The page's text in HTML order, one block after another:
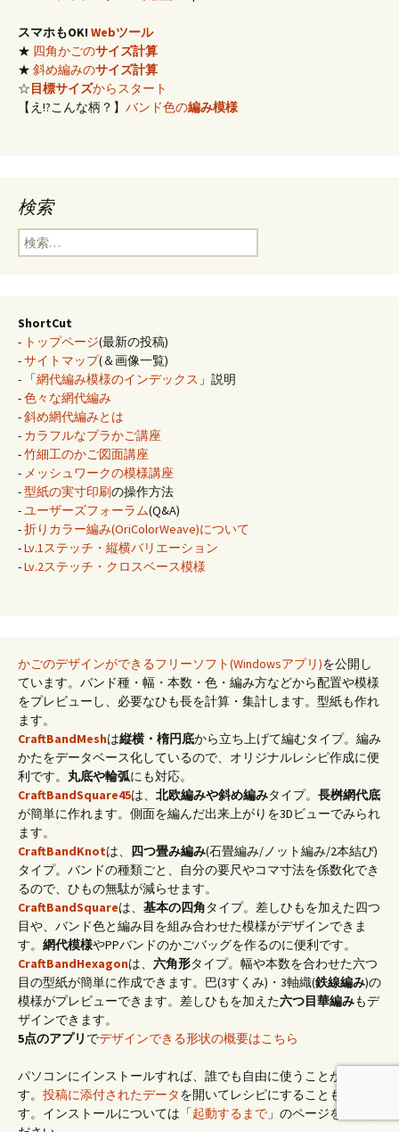
スマホもOK! Webツール
★ 四角かごのサイズ計算
★ 斜め編みのサイズ計算
☆目標サイズからスタート
【え!?こんな柄？】 バンド色の編み模様
検索
検
索:
ShortCut
- トップページ(最新の投稿)
-サイトマップ(＆画像一覧)
- 「網代編み模様のインデックス 」説明
-色々な網代編み
-斜め網代編みとは
- カラフルなプラかご講座
-竹細工のかご図面講座
- メッシュワークの模様講座
-型紙の実寸印刷の操作方法
-ユーザーズフォーラム(Q&A)
-折りカラー編み(OriColorWeave)について
-Lv.1ステッチ・縦横バリエーション
-Lv.2ステッチ・クロスベース模様
かごのデザインができるフリーソフト(Windowsアプリ)を公開し
ています。バンド種・幅・本数・色・編み方などから配置や模様
をプレビューし、必要なひも長を計算・集計します。型紙も作れ
ます。
CraftBandMeshは縦横・楕円底から立ち上げて編むタイプ。編み
かたをデータベース化しているので、オリジナルレシピ作成に便
利です。 丸底や輪弧にも対応。
CraftBandSquare45は、 北欧編みや斜め編みタイプ。 長桝網代底
が簡単に作れます。側面を編んだ出来上がりを3Dビューでみられ
ます。
CraftBandKnotは、 四つ畳み編み(石畳編み/ノット編み/2本結び)
タイプ。バンドの種類ごと、自分の要尺やコマ寸法を係数化でき
るので、ひもの無駄が減らせます。
CraftBandSquareは、 基本の四角タイプ。差しひもを加えた四つ
目や、バンド色と編み目を組み合わせた模様がデザインできま
す。 網代模様やPPバンドのかごバッグを作るのに便利です。
CraftBandHexagonは、 六角形タイプ。幅や本数を合わせた六つ
目の型紙が簡単に作成できます。巴(3すくみ)・3軸織(鉄線編み)の
模様がプレビューできます。差しひもを加えた六つ目華編みもデ
ザインできます。
5点のアプリ でデザインできる形状の概要はこちら
パソコンにインストールすれば、誰でも自由に使うことができま
す。 投稿に添付されたデータを開いてレシピにすることもできま
す。インストールについては「起動するまで 」のページをご覧く